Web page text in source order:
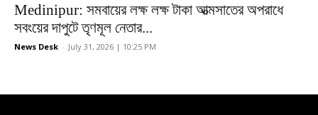
Medinipur: সমবায়ের লক্ষ লক্ষ টাকা আত্মসাতের অপরাধে
সবংয়ের দাপুটে তৃণমূল নেতার...
News Desk - July 31, 2026 | 10:25 PM